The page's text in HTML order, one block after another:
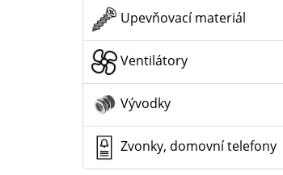
Upevňovací materiál
Ventilátory
Vývodky
Zvonky, domovní telefony